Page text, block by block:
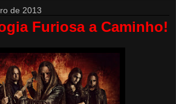
de 2013
Furiosa a Caminho!